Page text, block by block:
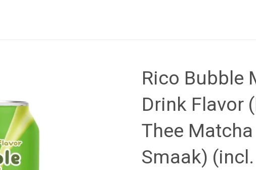
Rico Bubble
Drink Flavor
Thee
Smaak)